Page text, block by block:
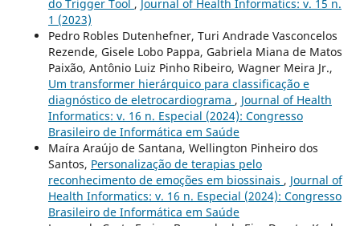
do Trigger Tool , Journal of Health Informatics: v. 15 n.
1 (2023)
Pedro Robles Dutenhefner, Turi Andrade Vasconcelos
Rezende, Gisele Lobo Pappa, Gabriela Miana de Matos
Paixão, Antônio Luiz Pinho Ribeiro, Wagner Meira Jr.,
Um transformer hierárquico para classificação e
diagnóstico de eletrocardiograma , Journal of Health
Informatics: v. 16 n. Especial (2024): Congresso
Brasileiro de Informática em Saúde
Maíra Araújo de Santana, Wellington Pinheiro dos
Santos, Personalização de terapias pelo
reconhecimento de emoções em biossinais , Journal of
Health Informatics: v. 16 n. Especial (2024): Congresso
Brasileiro de Informática em Saúde